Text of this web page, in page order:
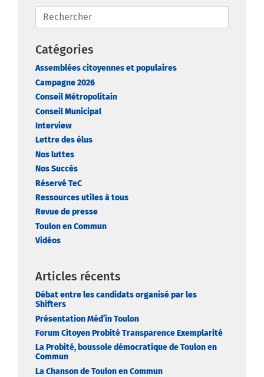
Catégories
Assemblées citoyennes et populaires
Campagne 2026
Conseil Métropolitain
Conseil Municipal
Interview
Lettre des élus
Nos luttes
Nos Succès
Réservé TeC
Ressources utiles à tous
Revue de presse
Toulon en Commun
Vidéos
Articles récents
Débat entre les candidats organisé par les
Shifters
Présentation Méd’in Toulon
Forum Citoyen Probité Transparence Exemplarité
La Probité, boussole démocratique de Toulon en
Commun
La Chanson de Toulon en Commun